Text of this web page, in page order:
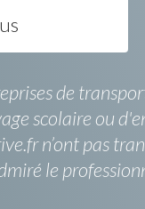
de
scolaire ou
n’ont pas
le